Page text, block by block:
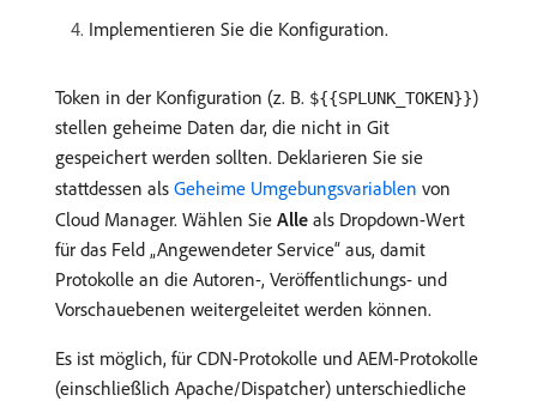
Implementieren Sie die Konfiguration.
Token in der Konfiguration (z. B. ${{SPLUNK_TOKEN}})
stellen geheime Daten dar, die nicht in Git
gespeichert werden sollten. Deklarieren Sie sie
stattdessen als Geheime Umgebungsvariablen von
Cloud Manager. Wählen Sie Alle als Dropdown-Wert
für das Feld „Angewendeter Service“ aus, damit
Protokolle an die Autoren-, Veröffentlichungs- und
Vorschauebenen weitergeleitet werden können.
Es ist möglich, für CDN-Protokolle und AEM-Protokolle
(einschließlich Apache/Dispatcher) unterschiedliche